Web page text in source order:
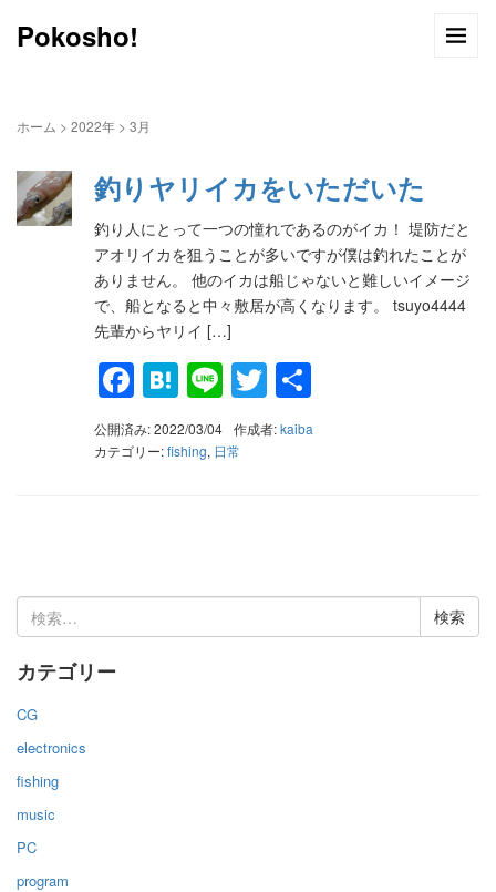
Pokosho!
ホーム > 2022年 > 3月
釣りヤリイカをいただいた
釣り人にとって一つの憧れであるのがイカ！ 堤防だと
アオリイカを狙うことが多いですが僕は釣れたことが
ありません。 他のイカは船じゃないと難しいイメージ
で、船となると中々敷居が高くなります。 tsuyo4444
先輩からヤリイ […]
Facebook
Hatena
LineTwitter
有
公開済み: 2022/03/04 作成者:kaiba
カテゴリー:fishing, 日常
索:
カテゴリー
CG
electronics
fishing
music
PC
program